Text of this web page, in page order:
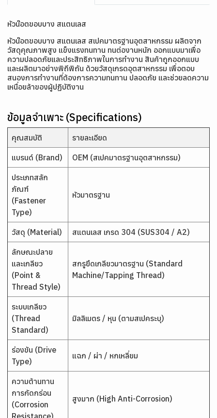
หัวน๊อตขอบบาง สแตนเลส
หัวน๊อตขอบบาง สแตนเลส สเปคมาตรฐานอุตสาหกรรม ผลิตจาก
วัสดุคุณภาพสูง แข็งแรงทนทาน ทนต่องานหนัก ออกแบบมาเพื่อ
ความปลอดภัยและประสิทธิภาพในการทำงาน สินค้าถูกออกแบบ
และผลิตมาอย่างพิถีพิถัน ด้วยวัสดุเกรดอุตสาหกรรม เพื่อตอบ
สนองการทำงานที่ต้องการความทนทาน ปลอดภัย และช่วยลดความ
เหนื่อยล้าของผู้ปฏิบัติงาน
ข้อมูลจำเพาะ (Specifications)
คุณสมบัติ รายละเอียด
แบรนด์ (Brand) OEM (สเปคมาตรฐานอุตสาหกรรม)
ประเภทสลัก
ภัณฑ์
(Fastener
Type)
หัวมาตรฐาน
วัสดุ (Material) สแตนเลส เกรด 304 (SUS304 / A2)
ลักษณะปลาย
และเกลียว
(Point &
Thread Style)
สกรูยึดเกลียวมาตรฐาน (Standard
Machine/Tapping Thread)
ระบบเกลียว
(Thread
Standard)
มิลลิเมตร / หุน (ตามสเปคระบุ)
ร่องขัน (Drive
Type)
แฉก / ผ่า / หกเหลี่ยม
ความต้านทาน
การกัดกร่อน
(Corrosion
Resistance)
สูงมาก (High Anti-Corrosion)